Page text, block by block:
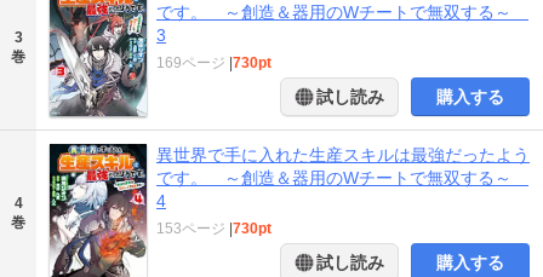
3
巻
です。 ～創造＆器用のWチートで無双する～
3
169ページ |730pt
試し読み 購入する
4
巻
異世界で手に入れた生産スキルは最強だったよう
です。 ～創造＆器用のWチートで無双する～
4
153ページ |730pt
試し読み 購入する